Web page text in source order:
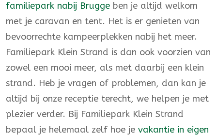
familiepark nabij Brugge ben je altijd welkom
met je caravan en tent. Het is er genieten van
bevoorrechte kampeerplekken nabij het meer.
Familiepark Klein Strand is dan ook voorzien van
zowel een mooi meer, als met daarbij een klein
strand. Heb je vragen of problemen, dan kan je
altijd bij onze receptie terecht, we helpen je met
plezier verder. Bij Familiepark Klein Strand
bepaal je helemaal zelf hoe je vakantie in eigen